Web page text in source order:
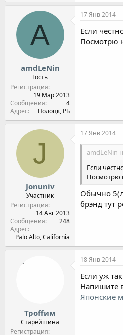
A
amdLeNin
Гость
Регистрация
19 Мар 2013
Сообщения
4
Адрес
Полоцк, РБ
17 Янв 2014
Если
Посмотрю
J
Jonuniv
Участник
Регистрация
14 Авг 2013
Сообщения
248
Адрес
Palo Alto, California
17 Янв 2014
amdLeNin
Если
Посмотрю
Обычно
брэнд тут
Троffим
Старейшина
Регистрация
18 Янв 2014
Если уж
Напишите
Японские